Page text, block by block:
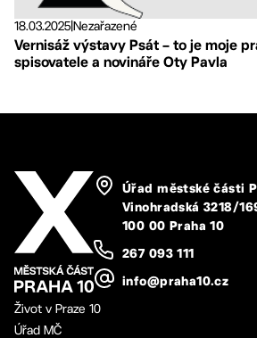
18.03.2025Nezařazené
Vernisáž výstavy Psát – to je moje
spisovatele a novináře Oty Pavla
Úřad městské části
Vinohradská 3218/
100 00 Praha 10
267 093 111
info@praha10.cz
Život v Praze 10
Úřad MČ